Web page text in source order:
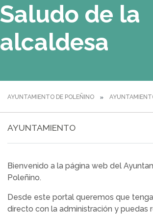
Saludo de la
alcaldesa
AYUNTAMIENTO DE POLEÑINO
AYUNTAMIENTO
Bienvenido a la página web del
Poleñino.
Desde este portal queremos que
directo con la administración y puedas